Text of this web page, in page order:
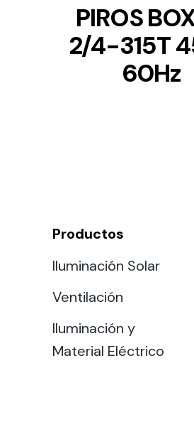
PIROS
2/4-315T
60Hz
Productos
Iluminación Solar
Ventilación
Iluminación y
Material Eléctrico